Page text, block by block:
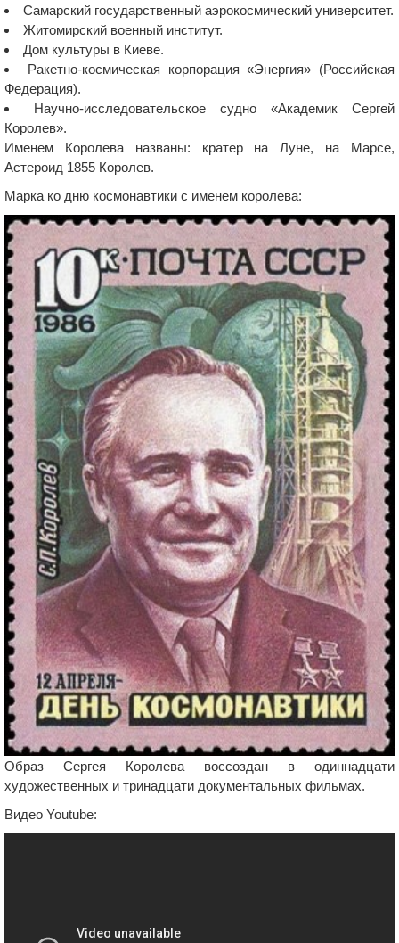
Самарский государственный аэрокосмический университет.
Житомирский военный институт.
Дом культуры в Киеве.
Ракетно-космическая корпорация «Энергия» (Российская
Федерация).
Научно-исследовательское судно «Академик Сергей
Королев».
Именем Королева названы: кратер на Луне, на Марсе,
Астероид 1855 Королев.
Марка ко дню космонавтики с именем королева:
Образ Сергея Королева воссоздан в одиннадцати
художественных и тринадцати документальных фильмах.
Видео Youtube: